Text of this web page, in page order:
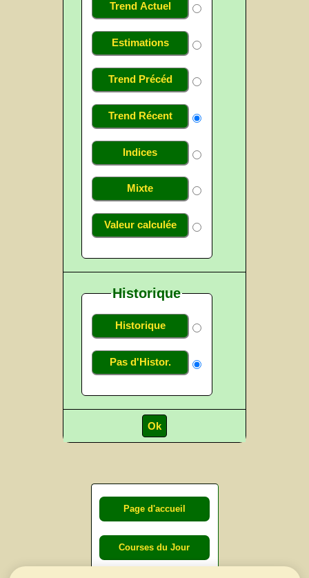
Trend Actuel
Estimations
Trend Précéd
Trend Récent
Indices
Mixte
Valeur calculée
Historique
Historique
Pas d'Histor.
Page d'accueil
Courses du Jour